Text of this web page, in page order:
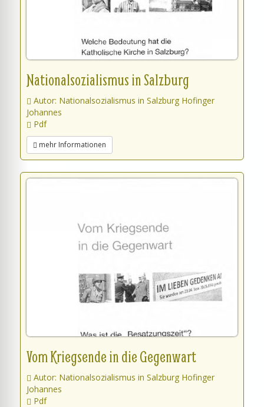
Nationalsozialismus in Salzburg
Autor: Nationalsozialismus in Salzburg Hofinger
Johannes
Pdf
mehr Informationen
Vom Kriegsende in die Gegenwart
Autor: Nationalsozialismus in Salzburg Hofinger
Johannes
Pdf